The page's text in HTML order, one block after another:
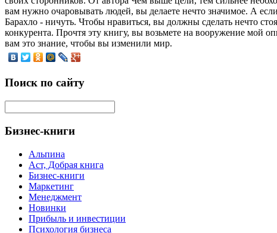
вам нужно очаровывать людей, вы делаете нечто значимое. А
Барахло - ничуть. Чтобы нравиться, вы должны сделать нечто
конкурента. Прочтя эту книгу, вы возьмете на вооружение мой
вам это знание, чтобы вы изменили мир.
Поиск по сайту
Бизнес-книги
Альпина
Аст, Добрая книга
Бизнес-книги
Маркетинг
Менеджмент
Новинки
Прибыль и инвестиции
Психология бизнеса